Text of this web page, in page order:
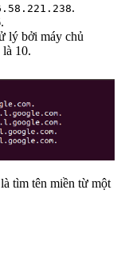
.
lý bởi máy chủ
10.
tìm tên miền từ một